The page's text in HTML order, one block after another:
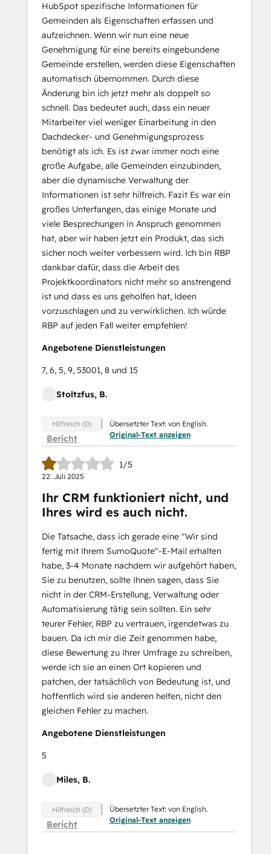
HubSpot spezifische Informationen für
Gemeinden als Eigenschaften erfassen und
aufzeichnen. Wenn wir nun eine neue
Genehmigung für eine bereits eingebundene
Gemeinde erstellen, werden diese Eigenschaften
automatisch übernommen. Durch diese
Änderung bin ich jetzt mehr als doppelt so
schnell. Das bedeutet auch, dass ein neuer
Mitarbeiter viel weniger Einarbeitung in den
Dachdecker- und Genehmigungsprozess
benötigt als ich. Es ist zwar immer noch eine
große Aufgabe, alle Gemeinden einzubinden,
aber die dynamische Verwaltung der
Informationen ist sehr hilfreich. Fazit Es war ein
großes Unterfangen, das einige Monate und
viele Besprechungen in Anspruch genommen
hat, aber wir haben jetzt ein Produkt, das sich
sicher noch weiter verbessern wird. Ich bin RBP
dankbar dafür, dass die Arbeit des
Projektkoordinators nicht mehr so anstrengend
ist und dass es uns geholfen hat, Ideen
vorzuschlagen und zu verwirklichen. Ich würde
RBP auf jeden Fall weiter empfehlen!
Angebotene Dienstleistungen
7, 6, 5, 9, 53001, 8 und 15
Stoltzfus, B.
Hilfreich (0)
Bericht
Übersetzter Text: von English.
Original-Text anzeigen
1/5
22. Juli 2025
Ihr CRM funktioniert nicht, und
Ihres wird es auch nicht.
Die Tatsache, dass ich gerade eine "Wir sind
fertig mit Ihrem SumoQuote"-E-Mail erhalten
habe, 3-4 Monate nachdem wir aufgehört haben,
Sie zu benutzen, sollte Ihnen sagen, dass Sie
nicht in der CRM-Erstellung, Verwaltung oder
Automatisierung tätig sein sollten. Ein sehr
teurer Fehler, RBP zu vertrauen, irgendetwas zu
bauen. Da ich mir die Zeit genommen habe,
diese Bewertung zu Ihrer Umfrage zu schreiben,
werde ich sie an einen Ort kopieren und
patchen, der tatsächlich von Bedeutung ist, und
hoffentlich wird sie anderen helfen, nicht den
gleichen Fehler zu machen.
Angebotene Dienstleistungen
5
Miles, B.
Hilfreich (0)
Bericht
Übersetzter Text: von English.
Original-Text anzeigen